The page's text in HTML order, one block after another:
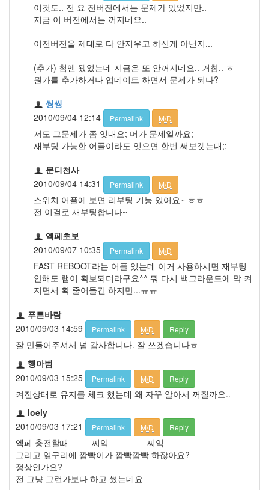
이것도.. 전 요 전버전에서는 문제가 있었지만..
지금 이 버전에서는 꺼지네요..
이전버전을 제대로 다 안지우고 하신게 아닌지...
-----------
(추가) 첨엔 됐었는데 지금은 또 안꺼지네요.. 거참.. ㅎ
뭔가를 추가하거나 업데이트 하면서 문제가 되나?
씽씽
2010/09/04 12:14
Permalink M/D
저도 그문제가 좀 잇내요; 머가 문제일까요;
재부팅 가능한 어플이라도 잇으면 한번 써보겟는대;;
문디천사
2010/09/04 14:31
Permalink M/D
스위치 어플에 보면 리부팅 기능 있어요~ ㅎㅎ
전 이걸로 재부팅합니다~
엑페초보
2010/09/07 10:35
Permalink M/D
FAST REBOOT라는 어플 있는데 이거 사용하시면 재부팅
안해도 램이 확보되더라구요^^ 뭐 다시 백그라운드에 막 켜
지면서 확 줄어들긴 하지만...ㅠㅠ
푸른바람
2010/09/03 14:59
Permalink M/D Reply
잘 만들어주셔서 넘 감사합니다. 잘 쓰겠습니다ㅎ
행아범
2010/09/03 15:25
Permalink M/D Reply
켜진상태로 유지를 체크 했는데 왜 자꾸 알아서 꺼질까요..
loely
2010/09/03 17:21
Permalink M/D Reply
엑페 충전할때 -------찌익 ------------찌익
그리고 옆구리에 깜빡이가 깜빡깜빡 하잖아요?
정상인가요?
전 그냥 그런가보다 하고 썼는데요